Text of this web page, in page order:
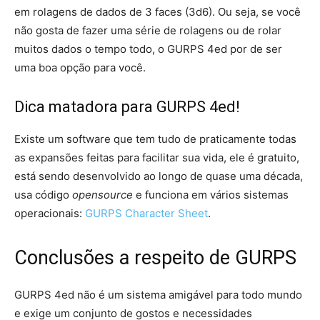
em rolagens de dados de 3 faces (3d6). Ou seja, se você
não gosta de fazer uma série de rolagens ou de rolar
muitos dados o tempo todo, o GURPS 4ed por de ser
uma boa opção para você.
Dica matadora para GURPS 4ed!
Existe um software que tem tudo de praticamente todas
as expansões feitas para facilitar sua vida, ele é gratuito,
está sendo desenvolvido ao longo de quase uma década,
usa código opensource e funciona em vários sistemas
operacionais: GURPS Character Sheet.
Conclusões a respeito de GURPS
GURPS 4ed não é um sistema amigável para todo mundo
e exige um conjunto de gostos e necessidades